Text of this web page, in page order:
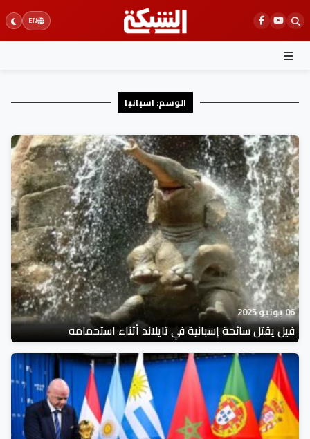
Skip
to
content
EN
الوسم: اسبانيا
06 يونيو 2025
فيل يقتل سائحة إسبانية في تايلاند أثناء استحمامه